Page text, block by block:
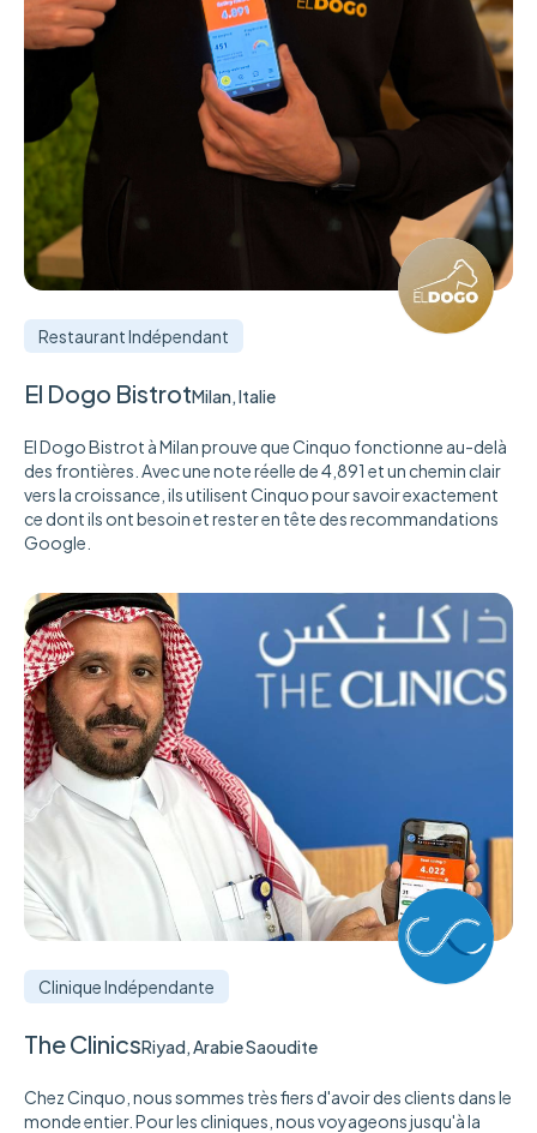
Restaurant Indépendant
El Dogo BistrotMilan, Italie
El Dogo Bistrot à Milan prouve que Cinquo fonctionne au-delà
des frontières. Avec une note réelle de 4,891 et un chemin clair
vers la croissance, ils utilisent Cinquo pour savoir exactement
ce dont ils ont besoin et rester en tête des recommandations
Google.
Clinique Indépendante
The ClinicsRiyad, Arabie Saoudite
Chez Cinquo, nous sommes très fiers d'avoir des clients dans le
monde entier. Pour les cliniques, nous voyageons jusqu'à la